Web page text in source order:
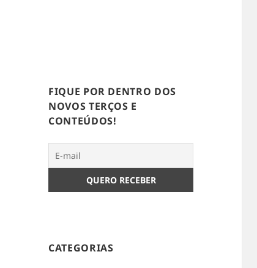
FIQUE POR DENTRO DOS
NOVOS TERÇOS E
CONTEÚDOS!
CATEGORIAS